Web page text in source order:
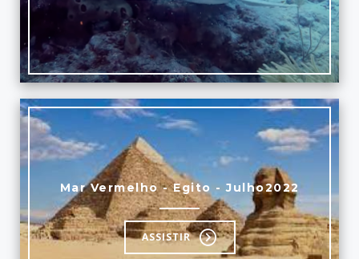
Mar Vermelho - Egito - Julho2022
ASSISTIR